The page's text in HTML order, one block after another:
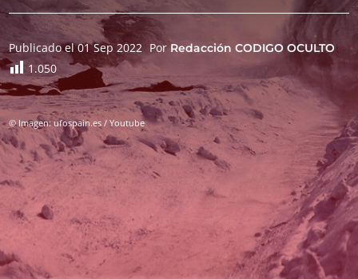
Publicado el 01 Sep 2022 PorRedacción CODIGO OCULTO
1.050
© Imagen: ufospain.es / Youtube